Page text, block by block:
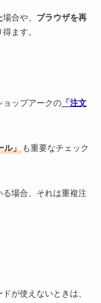
場合や、 ブラウザを再
ます。
ョップアークの「注文
ル」
も重要なチェック
場合、それは重複注
が使えないときは、